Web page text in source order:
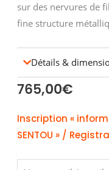
sur des nervures de
fine structure
Détails &
765,00€
Inscription «
SENTOU » /